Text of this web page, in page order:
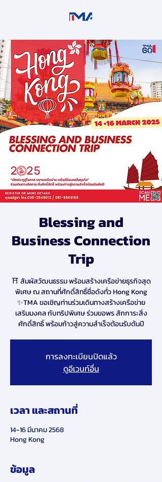
Blessing and
Business Connection
Trip
⛩️ สัมผัสวัฒนธรรม พร้อมสร้างเครือข่ายธุรกิจสุด
พิเศษ ณ สถานที่ศักดิ์สิทธิ์ชื่อดังทั่ว Hong Kong
✨TMA ขอเชิญท่านร่วมเดินทางสร้างเครือข่าย
เสริมมงคล กับทริปพิเศษ ร่วมขอพร สักการะสิ่ง
ศักดิ์สิทธิ์ พร้อมก้าวสู่ความสำเร็จต้อนรับต้นปี
การลงทะเบียนปิดแล้ว
ดูอีเวนท์อื่น
เวลา และสถานที่
14-16 มีนาคม 2568
Hong Kong
ข้อมูล